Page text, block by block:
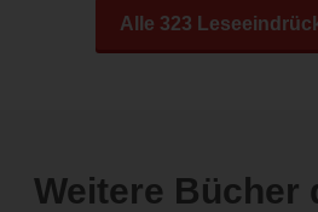
Alle 323
Weitere Bücher